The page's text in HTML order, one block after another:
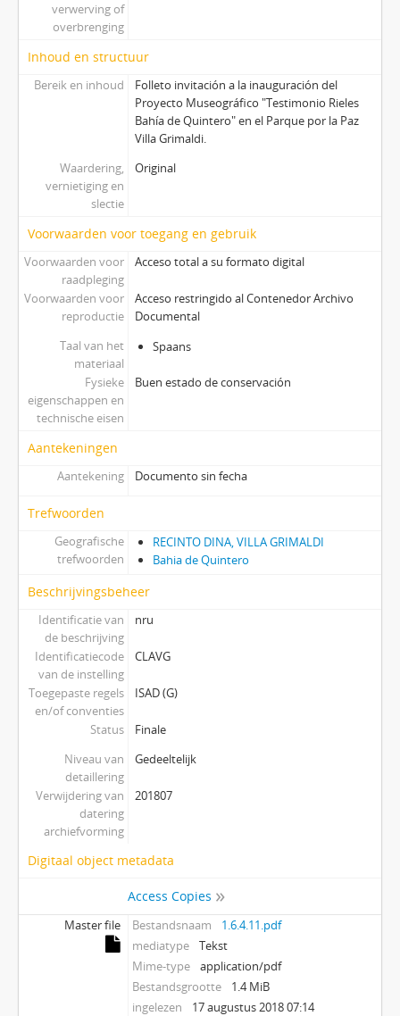
verwerving of
overbrenging
Inhoud en structuur
Bereik en inhoud
Folleto invitación a la inauguración del
Proyecto Museográfico "Testimonio Rieles
Bahía de Quintero" en el Parque por la Paz
Villa Grimaldi.
Waardering,
vernietiging en
slectie
Original
Voorwaarden voor toegang en gebruik
Voorwaarden voor
raadpleging
Acceso total a su formato digital
Voorwaarden voor
reproductie
Acceso restringido al Contenedor Archivo
Documental
Taal van het
materiaal
Spaans
Fysieke
eigenschappen en
technische eisen
Buen estado de conservación
Aantekeningen
Aantekening Documento sin fecha
Trefwoorden
Geografische
trefwoorden
RECINTO DINA, VILLA GRIMALDI
Bahia de Quintero
Beschrijvingsbeheer
Identificatie van
de beschrijving
nru
Identificatiecode
van de instelling
CLAVG
Toegepaste regels
en/of conventies
ISAD (G)
Status
Finale
Niveau van
detaillering
Gedeeltelijk
Verwijdering van
datering
archiefvorming
201807
Digitaal object metadata
Access Copies
Master file Bestandsnaam
1.6.4.11.pdf
mediatype
Tekst
Mime-type
application/pdf
Bestandsgrootte
1.4 MiB
ingelezen
17 augustus 2018 07:14